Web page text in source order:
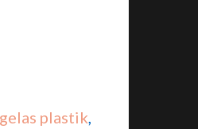
plastik,